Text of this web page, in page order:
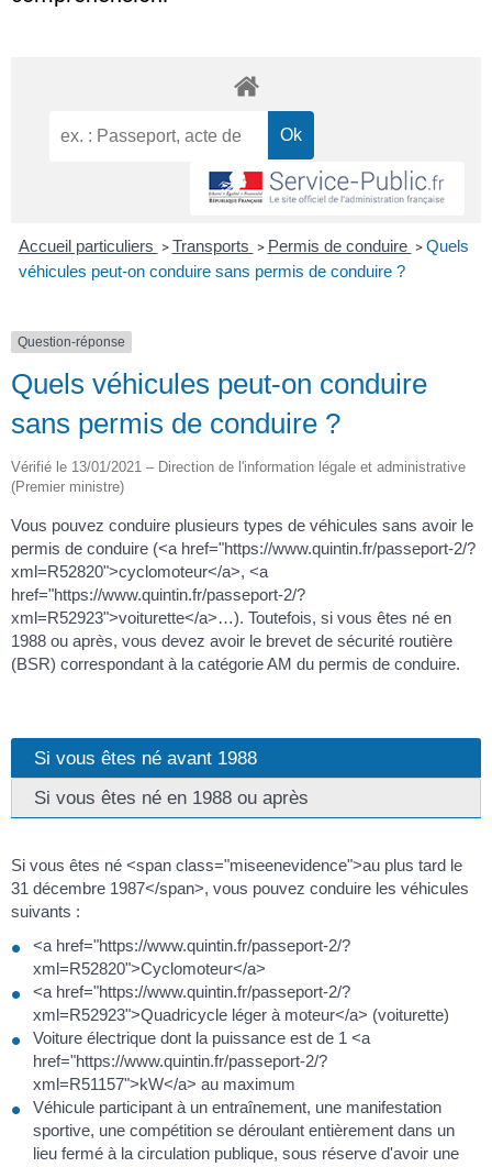
Accueil particuliers > Transports > Permis de conduire > Quels
véhicules peut-on conduire sans permis de conduire ?
Question-réponse
Quels véhicules peut-on conduire
sans permis de conduire ?
Vérifié le 13/01/2021 – Direction de l'information légale et administrative
(Premier ministre)
Vous pouvez conduire plusieurs types de véhicules sans avoir le
permis de conduire (<a href="https://www.quintin.fr/passeport-2/?
xml=R52820">cyclomoteur</a>, <a
href="https://www.quintin.fr/passeport-2/?
xml=R52923">voiturette</a>…). Toutefois, si vous êtes né en
1988 ou après, vous devez avoir le brevet de sécurité routière
(BSR) correspondant à la catégorie AM du permis de conduire.
Si vous êtes né avant 1988
Si vous êtes né en 1988 ou après
Si vous êtes né <span class="miseenevidence">au plus tard le
31 décembre 1987</span>, vous pouvez conduire les véhicules
suivants :
<a href="https://www.quintin.fr/passeport-2/?
xml=R52820">Cyclomoteur</a>
<a href="https://www.quintin.fr/passeport-2/?
xml=R52923">Quadricycle léger à moteur</a> (voiturette)
Voiture électrique dont la puissance est de 1 <a
href="https://www.quintin.fr/passeport-2/?
xml=R51157">kW</a> au maximum
Véhicule participant à un entraînement, une manifestation
sportive, une compétition se déroulant entièrement dans un
lieu fermé à la circulation publique, sous réserve d'avoir une